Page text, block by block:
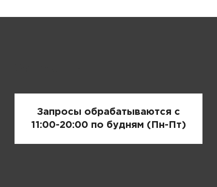
Запросы обрабатываются с
11:00-20:00 по будням (Пн-Пт)